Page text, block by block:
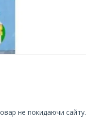
не покидаючи сайту.